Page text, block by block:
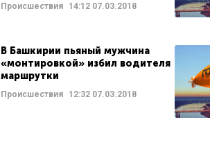
Происшествия 14:1207.03.2018
В Башкирии пьяный мужчина
«монтировкой» избил водителя
маршрутки
Происшествия 12:3207.03.2018